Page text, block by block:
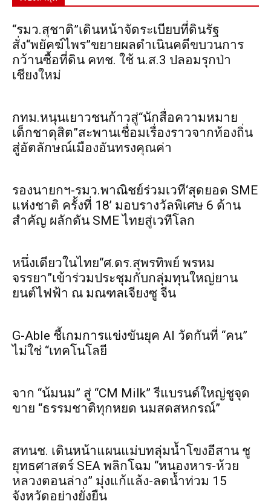
“รมว.สุชาติ”เดินหน้าจัดระเบียบที่ดินรัฐ
สั่ง“พยัคฆ์ไพร”ขยายผลดำเนินคดีขบวนการ
กว้านซื้อที่ดิน คทช. ใช้ น.ส.3 ปลอมรุกป่า
เชียงใหม่
กทม.หนุนเยาวชนก้าวสู่“นักสื่อความหมาย
เด็กชาดุสิต”สะพานเชื่อมเรื่องราวจากท้องถิ่น
สู่อัตลักษณ์เมืองอันทรงคุณค่า
รองนายกฯ-รมว.พาณิชย์ร่วมเวที‘สุดยอด SME
แห่งชาติ ครั้งที่ 18’ มอบรางวัลพิเศษ 6 ด้าน
สำคัญ ผลักดัน SME ไทยสู่เวทีโลก
หนึ่งเดียวในไทย“ศ.ดร.สุพรทิพย์ พรหม
จรรยา”เข้าร่วมประชุมกับกลุ่มทุนใหญ่ยาน
ยนต์ไฟฟ้า ณ มณฑลเจียงซู จีน
G-Able ชี้เกมการแข่งขันยุค AI วัดกันที่ “คน”
ไม่ใช่ “เทคโนโลยี
จาก “น้มนม” สู่ “CM Milk” รีแบรนด์ใหญ่ชูจุด
ขาย “ธรรมชาติทุกหยด นมสดสหกรณ์”
สทนช. เดินหน้าแผนแม่บทลุ่มน้ำโขงอีสาน ชู
ยุทธศาสตร์ SEA พลิกโฉม “หนองหาร-ห้วย
หลวงตอนล่าง” มุ่งแก้แล้ง-ลดน้ำท่วม 15
จังหวัดอย่างยั่งยืน